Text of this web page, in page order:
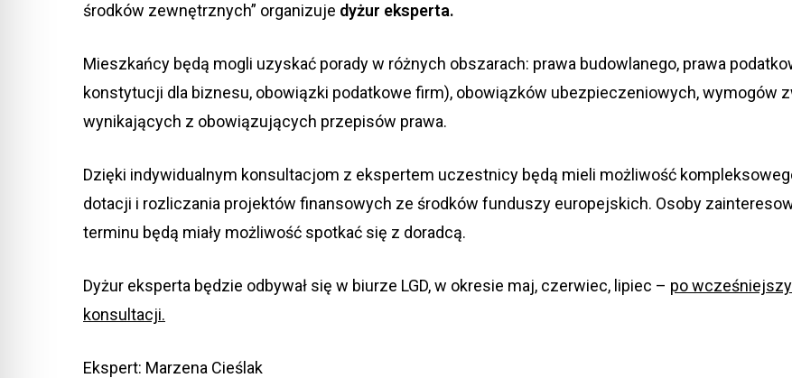
środków zewnętrznych” organizuje dyżur eksperta.
Mieszkańcy będą mogli uzyskać porady w różnych obszarach: prawa budowlanego, prawa
konstytucji dla biznesu, obowiązki podatkowe firm), obowiązków ubezpieczeniowych, wymogów
wynikających z obowiązujących przepisów prawa.
Dzięki indywidualnym konsultacjom z ekspertem uczestnicy będą mieli możliwość
dotacji i rozliczania projektów finansowych ze środków funduszy europejskich. Osoby
terminu będą miały możliwość spotkać się z doradcą.
Dyżur eksperta będzie odbywał się w biurze LGD, w okresie maj, czerwiec, lipiec – po
konsultacji.
Ekspert: Marzena Cieślak